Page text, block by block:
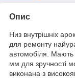
Опис
Низ внутрішніх
для ремонту
автомобіля.
мм для зручності
виконана з